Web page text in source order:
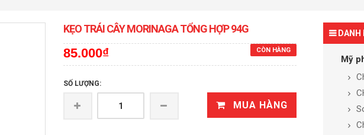
KẸO TRÁI CÂY MORINAGA TỔNG HỢP 94G
CÒN HÀNG
85.000₫
SỐ LƯỢNG:
MUA HÀNG
DANH
Mỹ